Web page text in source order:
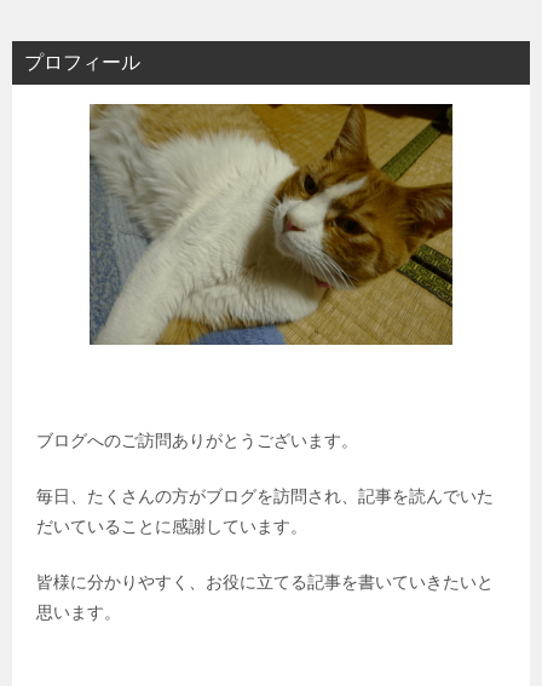
プロフィール
ブログへのご訪問ありがとうございます。
毎日、たくさんの方がブログを訪問され、記事を読んでいた
だいていることに感謝しています。
皆様に分かりやすく、お役に立てる記事を書いていきたいと
思います。